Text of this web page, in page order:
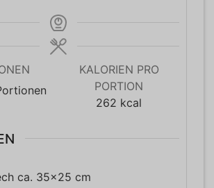
KALORIEN PRO
PORTION
262 kcal
ca. 35x25 cm